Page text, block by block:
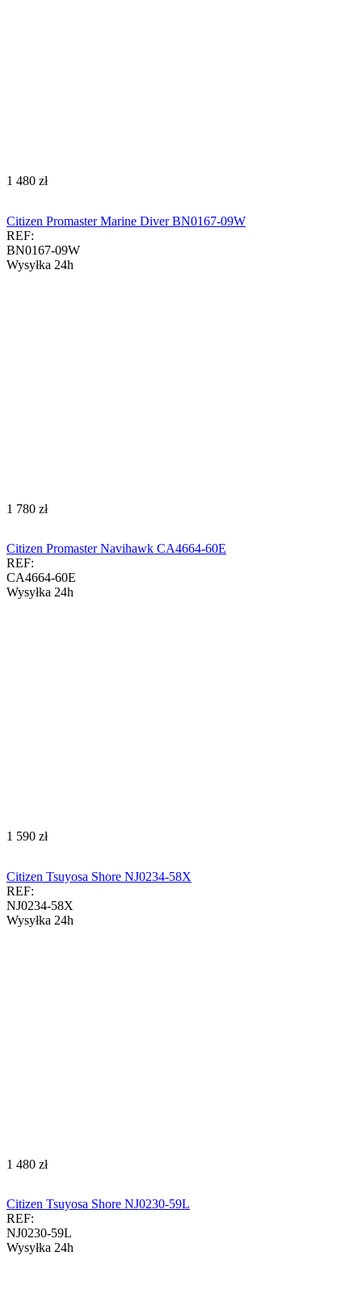
‍1 480‍ zł
Citizen Promaster Marine Diver BN0167-09W
REF:
BN0167-09W
Wysyłka 24h
‍1 780‍ zł
Citizen Promaster Navihawk CA4664-60E
REF:
CA4664-60E
Wysyłka 24h
‍1 590‍ zł
Citizen Tsuyosa Shore NJ0234-58X
REF:
NJ0234-58X
Wysyłka 24h
‍1 480‍ zł
Citizen Tsuyosa Shore NJ0230-59L
REF:
NJ0230-59L
Wysyłka 24h